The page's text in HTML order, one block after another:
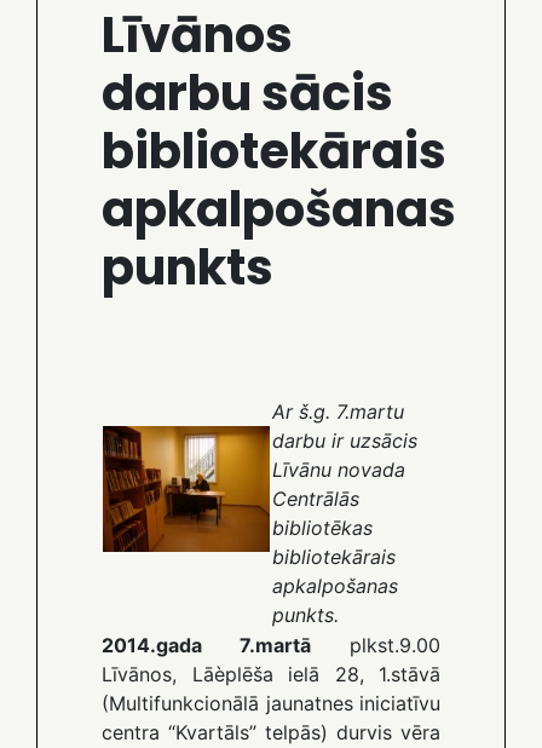
Līvānos
darbu sācis
bibliotekārais
apkalpošanas
punkts
Ar š.g. 7.martu
darbu ir uzsācis
Līvānu novada
Centrālās
bibliotēkas
bibliotekārais
apkalpošanas
punkts.
2014.gada 7.martā plkst.9.00
Līvānos, Lāèplēša ielā 28, 1.stāvā
(Multifunkcionālā jaunatnes iniciatīvu
centra “Kvartāls” telpās) durvis vēra